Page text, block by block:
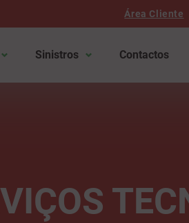
Área Cliente
Sinistros Contactos